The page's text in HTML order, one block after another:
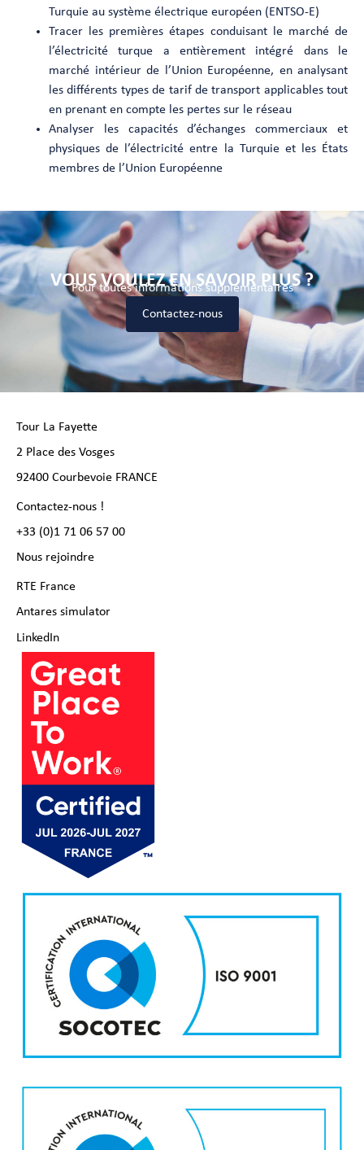
Turquie au système électrique européen (ENTSO-E)
Tracer les premières étapes conduisant le marché de
l’électricité turque a entièrement intégré dans le
marché intérieur de l’Union Européenne, en analysant
les différents types de tarif de transport applicables tout
en prenant en compte les pertes sur le réseau
Analyser les capacités d’échanges commerciaux et
physiques de l’électricité entre la Turquie et les États
membres de l’Union Européenne
VOUS VOULEZ EN SAVOIR PLUS ?
Pour toutes informations supplémentaires
Contactez-nous
Tour La Fayette
2 Place des Vosges
92400 Courbevoie FRANCE
Contactez-nous !
+33 (0)1 71 06 57 00
Nous rejoindre
RTE France
Antares simulator
LinkedIn